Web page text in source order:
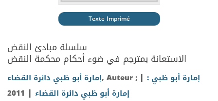
Texte Imprimé
سلسلة مبادئ النقض
الاستعانة بمترجم في ضوء أحكام محكمة النقض
إمارة أبو ظبي دائرة القضاء, Auteur ; | إمارة أبو ظبي :
إمارة أبو ظبي دائرة القضاء |
2011